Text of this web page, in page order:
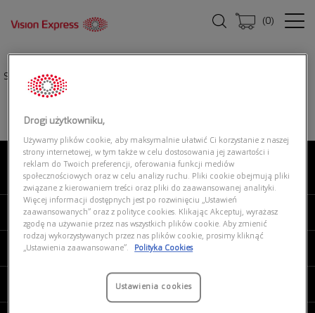
(0)
Strona główna|
O NAS
MOJE VISION EXPRESS
PRODUKTY I USŁUGI
Drogi użytkowniku,
Używamy plików cookie, aby maksymalnie ułatwić Ci korzystanie z naszej
strony internetowej, w tym także w celu dostosowania jej zawartości i
reklam do Twoich preferencji, oferowania funkcji mediów
społecznościowych oraz w celu analizy ruchu. Pliki cookie obejmują pliki
związane z kierowaniem treści oraz pliki do zaawansowanej analityki.
Więcej informacji dostępnych jest po rozwinięciu „Ustawień
zaawansowanych” oraz z polityce cookies. Klikając Akceptuj, wyrażasz
zgodę na używanie przez nas wszystkich plików cookie. Aby zmienić
rodzaj wykorzystywanych przez nas plików cookie, prosimy kliknąć
„Ustawienia zaawansowane”.
Polityka Cookies
Ustawienia cookies